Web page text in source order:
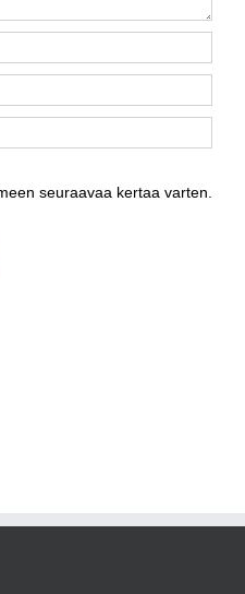
seuraavaa kertaa varten.